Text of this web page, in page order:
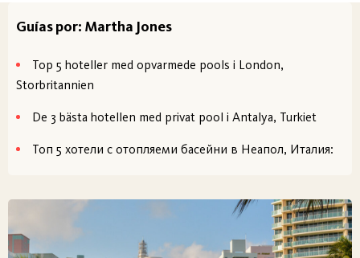
Guías por: Martha Jones
Top 5 hoteller med opvarmede pools i London,
Storbritannien
De 3 bästa hotellen med privat pool i Antalya, Turkiet
Топ 5 хотели с отопляеми басейни в Неапол, Италия: